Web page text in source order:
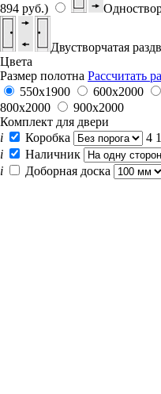
894 руб.)
Двустворчатая
Цвета
Размер полотна Рассчитать
550х1900
600x2000
800x2000
900x2000
Комплект для двери
i
Коробка
4
i
Наличник
i
Доборная доска